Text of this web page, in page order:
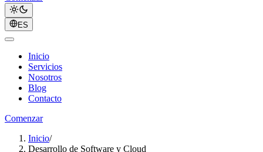
ES
Inicio
Servicios
Nosotros
Blog
Contacto
Comenzar
Inicio/
Desarrollo de Software y Cloud